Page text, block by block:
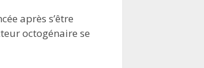
après s’être
octogénaire se